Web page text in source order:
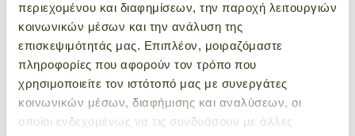
περιεχομένου και διαφημίσεων, την παροχή λειτουργιών
κοινωνικών μέσων και την ανάλυση της
επισκεψιμότητάς μας. Επιπλέον, μοιραζόμαστε
πληροφορίες που αφορούν τον τρόπο που
χρησιμοποιείτε τον ιστότοπό μας με συνεργάτες
κοινωνικών μέσων, διαφήμισης και αναλύσεων, οι
οποίοι ενδεχομένως να τις συνδυάσουν με άλλες
refined, classic style that has gracefully withstood the
test of time. Available in various formats, the collection
exudes elegance, softness, and natural femininity.
Inspired by stirrups, the pin buckle elevates the handle
and accentuates the beauty of the cowhide leather.